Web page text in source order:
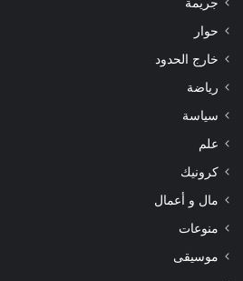
حوار
خارج الحدود
رياضة
سياسة
علم
كرونيك
مال و أعمال
منوعات
موسيقى